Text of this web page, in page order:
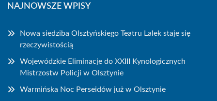
NAJNOWSZE WPISY
Nowa siedziba Olsztyńskiego Teatru Lalek staje się
rzeczywistością
Wojewódzkie Eliminacje do XXIII Kynologicznych
Mistrzostw Policji w Olsztynie
Warmińska Noc Perseidów już w Olsztynie